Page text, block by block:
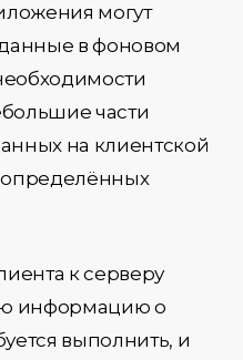
могут
данные в фоновом
части
на клиентской
определённых
к серверу
информацию о
выполнить, и